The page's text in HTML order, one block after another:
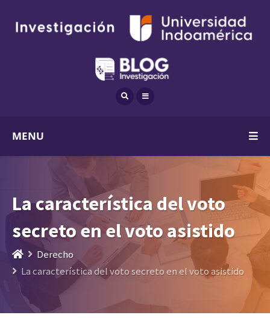
MENU
La característica del voto
secreto en el voto asistido
Derecho
La característica del voto secreto en el voto asistido